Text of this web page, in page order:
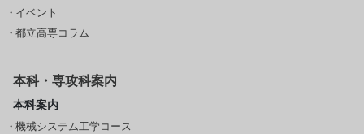
イベント
都立高専コラム
本科・専攻科案内
本科案内
機械システム工学コース